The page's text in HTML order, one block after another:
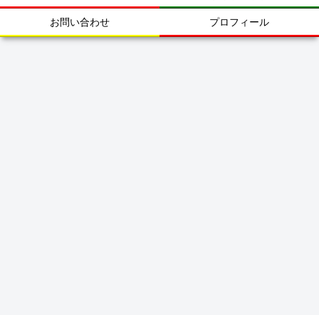
お問い合わせ プロフィール